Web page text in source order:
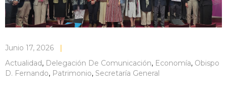
Junio 17, 2026
|
Actualidad, Delegación De Comunicación, Economía, Obispo
D. Fernando, Patrimonio, Secretaría General